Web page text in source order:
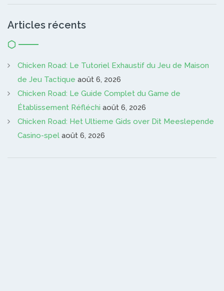
Articles récents
Chicken Road: Le Tutoriel Exhaustif du Jeu de Maison
de Jeu Tactique août 6, 2026
Chicken Road: Le Guide Complet du Game de
Établissement Réfléchi août 6, 2026
Chicken Road: Het Ultieme Gids over Dit Meeslepende
Casino-spel août 6, 2026